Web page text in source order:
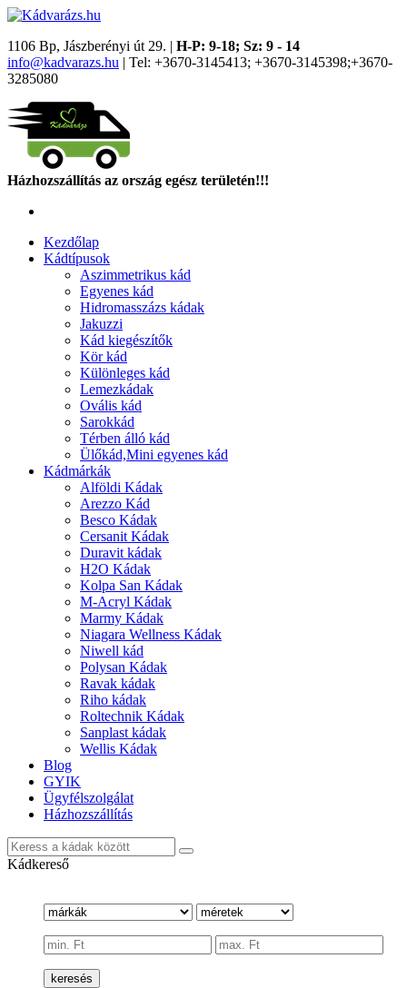
1106 Bp, Jászberényi út 29. | H-P: 9-18; Sz: 9 - 14
info@kadvarazs.hu | Tel: +3670-3145413; +3670-3145398;+3670-
3285080
Házhozszállítás az ország egész területén!!!
Kezdőlap
Kádtípusok
Aszimmetrikus kád
Egyenes kád
Hidromasszázs kádak
Jakuzzi
Kád kiegészítők
Kör kád
Különleges kád
Lemezkádak
Ovális kád
Sarokkád
Térben álló kád
Ülőkád,Mini egyenes kád
Kádmárkák
Alföldi Kádak
Arezzo Kád
Besco Kádak
Cersanit Kádak
Duravit kádak
H2O Kádak
Kolpa San Kádak
M-Acryl Kádak
Marmy Kádak
Niagara Wellness Kádak
Niwell kád
Polysan Kádak
Ravak kádak
Riho kádak
Roltechnik Kádak
Sanplast kádak
Wellis Kádak
Blog
GYIK
Ügyfélszolgálat
Házhozszállítás
Kádkereső
keresés